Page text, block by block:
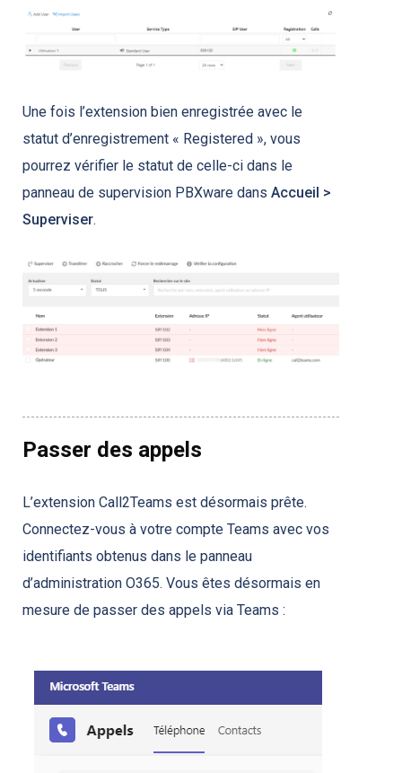
Une fois l’extension bien enregistrée avec le
statut d’enregistrement « Registered », vous
pourrez vérifier le statut de celle-ci dans le
panneau de supervision PBXware dans Accueil >
Superviser.
Passer des appels
L’extension Call2Teams est désormais prête.
Connectez-vous à votre compte Teams avec vos
identifiants obtenus dans le panneau
d’administration O365. Vous êtes désormais en
mesure de passer des appels via Teams :